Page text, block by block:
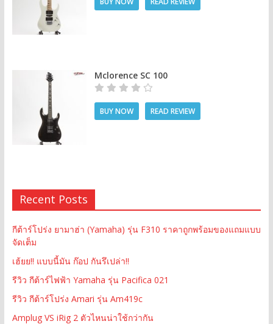
Mclorence SC 100
BUY NOW READ REVIEW
Recent Posts
กีต้าร์โปร่ง ยามาฮ่า (Yamaha) รุ่น F310 ราคาถูกพร้อมของแถมแบบ
จัดเต็ม
เฮ้ยย!! แบบนี้มัน ก๊อป กันรึเปล่า!!
รีวิว กีต้าร์ไฟฟ้า Yamaha รุ่น Pacifica 021
รีวิว กีต้าร์โปร่ง Amari รุ่น Am419c
Amplug VS iRig 2 ตัวไหนน่าใช้กว่ากัน